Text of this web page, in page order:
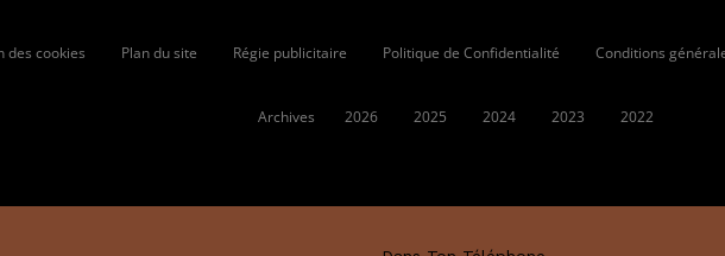
des cookies Plan du site Régie publicitaire Politique de Confidentialité Conditions
Archives 2026 2025 2024 2023 2022